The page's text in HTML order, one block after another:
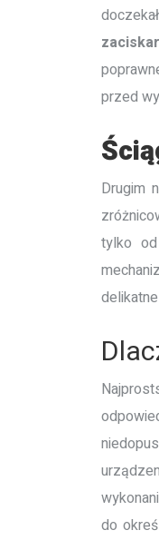
przed
Drugim
tylko od
do